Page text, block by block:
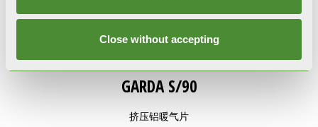
Close without accepting
GARDA S/90
挤压铝暖气片